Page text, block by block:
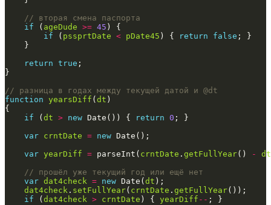
if ( ageDude >= 45
if ( pssprtDate < pDate45 ) { return false
return true
function yearsDiff ( dt
if ( dt > new Date()) { return 0
var crntDate = new
var yearDiff = parseInt( crntDate . getFullYear() -
dt
var dat4check = new Date( dt
dat4check . setFullYear( crntDate . getFullYear
if ( dat4check > crntDate ) { yearDiff --